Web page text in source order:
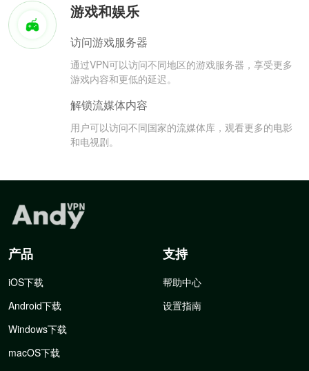
游戏和娱乐
访问游戏服务器
通过VPN可以访问不同地区的游戏服务器，享受更多
游戏内容和更低的延迟。
解锁流媒体内容
用户可以访问不同国家的流媒体库，观看更多的电影
和电视剧。
产品
iOS下载
Android下载
Windows下载
macOS下载
支持
帮助中心
设置指南